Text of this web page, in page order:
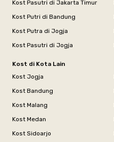
Kost Pasutri di Jakarta Timur
Kost Putri di Bandung
Kost Putra di Jogja
Kost Pasutri di Jogja
Kost di Kota Lain
Kost Jogja
Kost Bandung
Kost Malang
Kost Medan
Kost Sidoarjo